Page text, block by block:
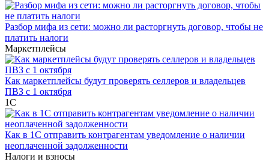
Разбор мифа из сети: можно ли расторгнуть договор, чтобы не
платить налоги
Маркетплейсы
Как маркетплейсы будут проверять селлеров и владельцев
ПВЗ с 1 октября
1С
Как в 1С отправить контрагентам уведомление о наличии
неоплаченной задолженности
Налоги и взносы